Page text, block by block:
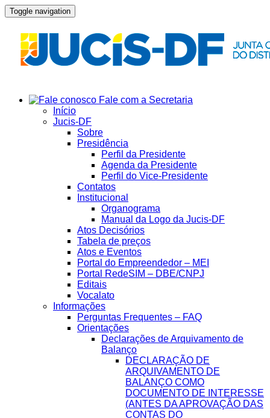
Toggle navigation
Fale com a Secretaria
Início
Jucis-DF
Sobre
Presidência
Perfil da Presidente
Agenda da Presidente
Perfil do Vice-Presidente
Contatos
Institucional
Organograma
Manual da Logo da Jucis-DF
Atos Decisórios
Tabela de preços
Atos e Eventos
Portal do Empreendedor – MEI
Portal RedeSIM – DBE/CNPJ
Editais
Vocalato
Informações
Perguntas Frequentes – FAQ
Orientações
Declarações de Arquivamento de
Balanço
DECLARAÇÃO DE
ARQUIVAMENTO DE
BALANÇO COMO
DOCUMENTO DE INTERESSE
(ANTES DA APROVAÇÃO DAS
CONTAS DO